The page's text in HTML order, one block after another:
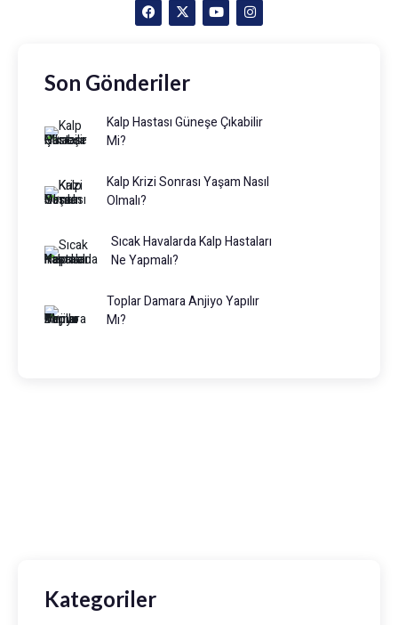
Son Gönderiler
Kalp Hastası Güneşe Çıkabilir
Mi?
Kalp Krizi Sonrası Yaşam Nasıl
Olmalı?
Sıcak Havalarda Kalp Hastaları
Ne Yapmalı?
Toplar Damara Anjiyo Yapılır
Mı?
Kategoriler